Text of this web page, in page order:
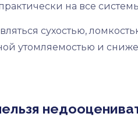
на все
сухостью,
утомляемостью и